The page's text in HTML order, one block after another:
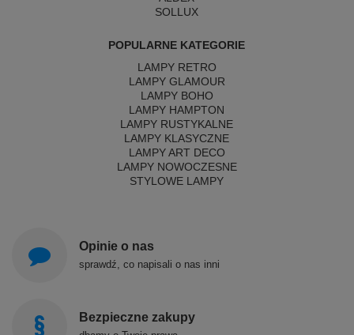
SOLLUX
POPULARNE KATEGORIE
LAMPY RETRO
LAMPY GLAMOUR
LAMPY BOHO
LAMPY HAMPTON
LAMPY RUSTYKALNE
LAMPY KLASYCZNE
LAMPY ART DECO
LAMPY NOWOCZESNE
STYLOWE LAMPY
Opinie o nas
sprawdź, co napisali o nas inni
Bezpieczne zakupy